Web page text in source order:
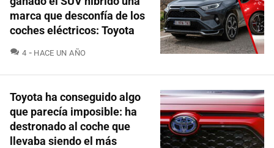
marca que desconfía de los
coches eléctricos: Toyota
4 COMENTARIOS
HACE UN AÑO
Toyota ha conseguido algo
que parecía imposible: ha
destronado al coche que
llevaba siendo el más